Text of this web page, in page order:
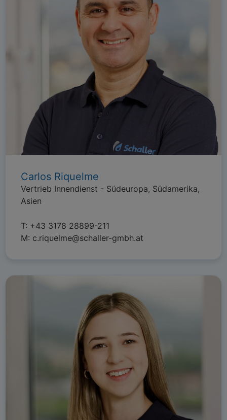
Carlos Riquelme
Vertrieb Innendienst - Südeuropa, Südamerika,
Asien
T: +43 3178 28899-211
M: c.riquelme@schaller-gmbh.at